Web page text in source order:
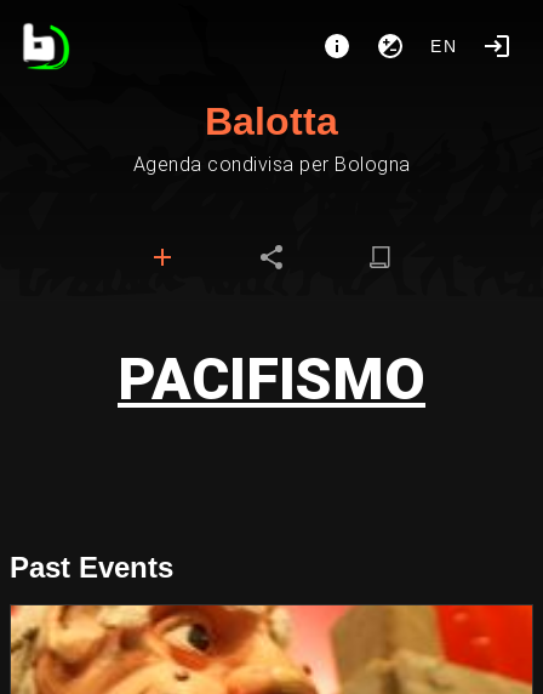
EN
Balotta
Agenda condivisa per Bologna
PACIFISMO
Past Events